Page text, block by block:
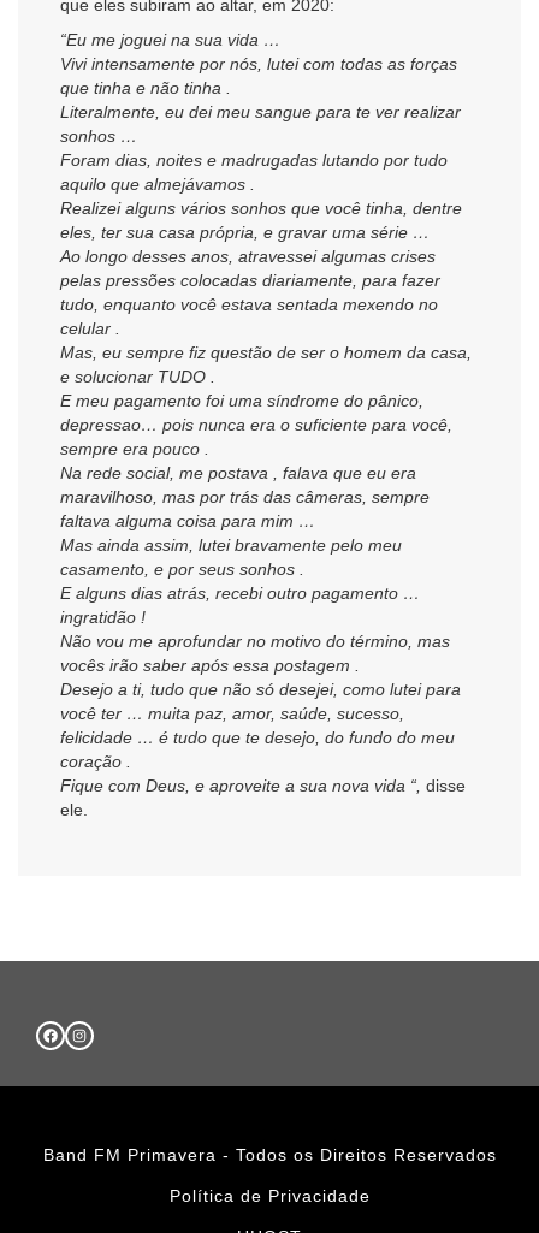
que eles subiram ao altar, em 2020:
“Eu me joguei na sua vida …
Vivi intensamente por nós, lutei com todas as forças
que tinha e não tinha .
Literalmente, eu dei meu sangue para te ver realizar
sonhos …
Foram dias, noites e madrugadas lutando por tudo
aquilo que almejávamos .
Realizei alguns vários sonhos que você tinha, dentre
eles, ter sua casa própria, e gravar uma série …
Ao longo desses anos, atravessei algumas crises
pelas pressões colocadas diariamente, para fazer
tudo, enquanto você estava sentada mexendo no
celular .
Mas, eu sempre fiz questão de ser o homem da casa,
e solucionar TUDO .
E meu pagamento foi uma síndrome do pânico,
depressao… pois nunca era o suficiente para você,
sempre era pouco .
Na rede social, me postava , falava que eu era
maravilhoso, mas por trás das câmeras, sempre
faltava alguma coisa para mim …
Mas ainda assim, lutei bravamente pelo meu
casamento, e por seus sonhos .
E alguns dias atrás, recebi outro pagamento …
ingratidão !
Não vou me aprofundar no motivo do término, mas
vocês irão saber após essa postagem .
Desejo a ti, tudo que não só desejei, como lutei para
você ter … muita paz, amor, saúde, sucesso,
felicidade … é tudo que te desejo, do fundo do meu
coração .
Fique com Deus, e aproveite a sua nova vida “, disse
ele.
Band FM Primavera - Todos os Direitos Reservados
Política de Privacidade